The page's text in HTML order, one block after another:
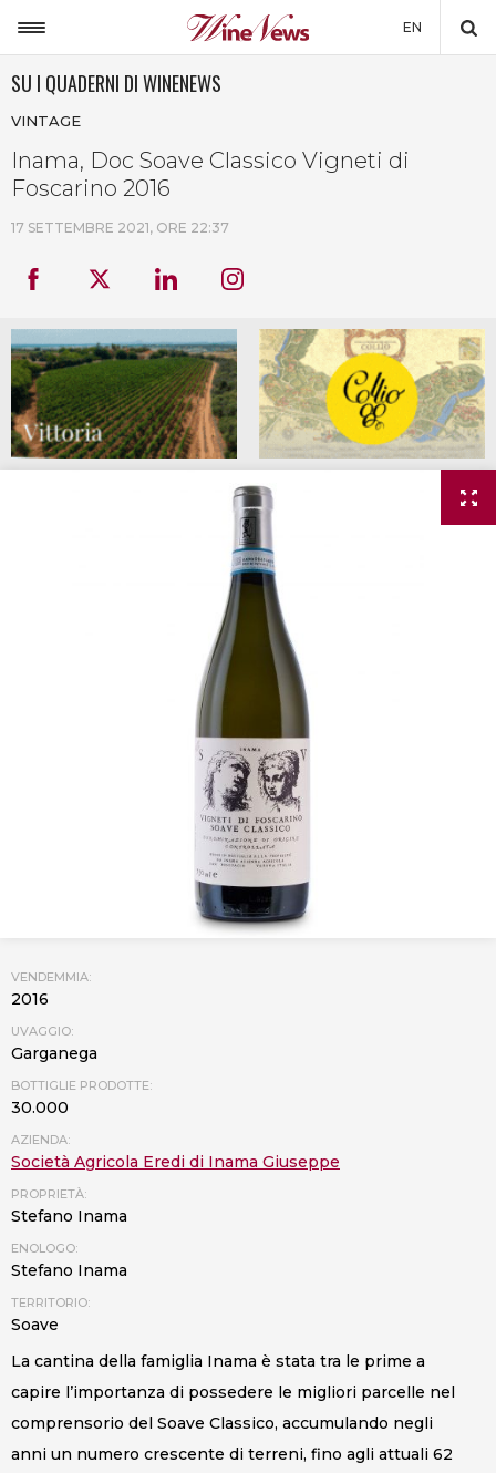
EN
NON SOLO VINO
WINENEWS TV
SU I QUADERNI DI WINENEWS
VINTAGE
Inama, Doc Soave Classico Vigneti di
Foscarino 2016
17 SETTEMBRE 2021, ORE 22:37
VENDEMMIA:
2016
UVAGGIO:
Garganega
BOTTIGLIE PRODOTTE:
30.000
AZIENDA:
Società Agricola Eredi di Inama Giuseppe
PROPRIETÀ:
Stefano Inama
ENOLOGO:
Stefano Inama
TERRITORIO:
Soave
La cantina della famiglia Inama è stata tra le prime a
capire l’importanza di possedere le migliori parcelle nel
comprensorio del Soave Classico, accumulando negli
anni un numero crescente di terreni, fino agli attuali 62